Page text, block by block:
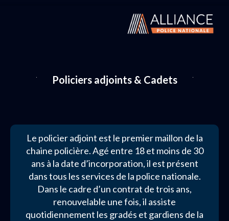
Policiers adjoints & Cadets
Le policier adjoint est le premier maillon de la
chaine policière. Agé entre 18 et moins de 30
ans à la date d’incorporation, il est présent
dans tous les services de la police nationale.
Dans le cadre d’un contrat de trois ans,
renouvelable une fois, il assiste
quotidiennement les gradés et gardiens de la